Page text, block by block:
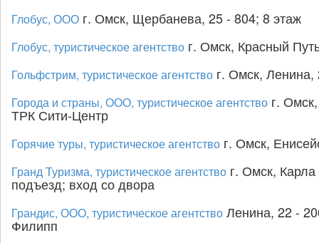
Глобус, ООО г. Омск, Щербанева, 25 - 804; 8 этаж
Глобус, туристическое агентство г. Омск, Красный
Гольфстрим, туристическое агентство г. Омск, Ленина,
Города и страны, ООО, туристическое агентство г.
ТРК Сити-Центр
Горячие туры, туристическое агентство г. Омск,
Гранд Туризма, туристическое агентство г. Омск,
подъезд; вход со двора
Грандис, ООО, туристическое агентство Ленина, 22 -
Филипп